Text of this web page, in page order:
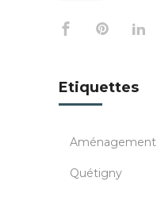
Etiquettes
Aménagement
Quétigny